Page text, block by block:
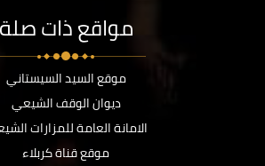
مواقع ذات صلة
موقع السيد السيستاني
ديوان الوقف الشيعي
الامانة العامة للمزارات
موقع قناة كربلاء